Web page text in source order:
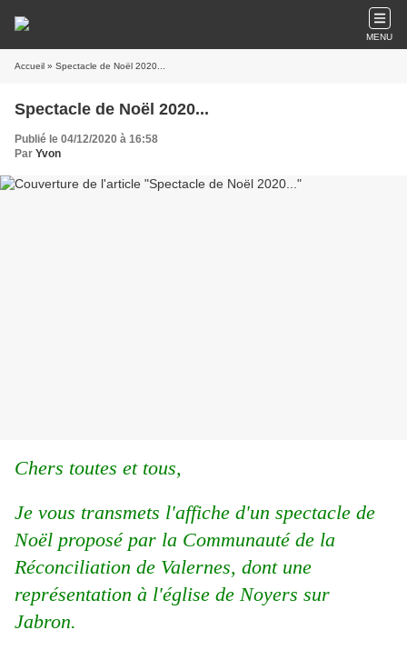
MENU
Accueil » Spectacle de Noël 2020...
Spectacle de Noël 2020...
Publié le 04/12/2020 à 16:58
Par Yvon
Chers toutes et tous,
Je vous transmets l'affiche d'un spectacle de
Noël proposé par la Communauté de la
Réconciliation de Valernes, dont une
représentation à l'église de Noyers sur
Jabron.